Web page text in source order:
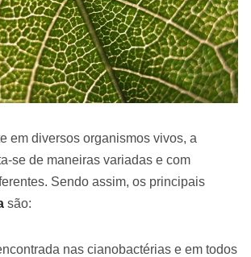
em diversos organismos vivos, a
se de maneiras variadas e com
Sendo assim, os principais
são:
nas cianobactérias e em todos